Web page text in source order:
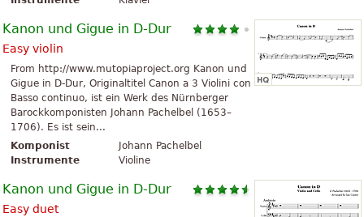
Kanon und Gigue in D-Dur
Easy violin
From http://www.mutopiaproject.org Kanon und
Gigue in D-Dur, Originaltitel Canon a 3 Violini con
Basso continuo, ist ein Werk des Nürnberger
Barockkomponisten Johann Pachelbel (1653–
1706). Es ist sein...
Komponist
Johann Pachelbel
Instrumente
Violine
Kanon und Gigue in D-Dur
Easy duet